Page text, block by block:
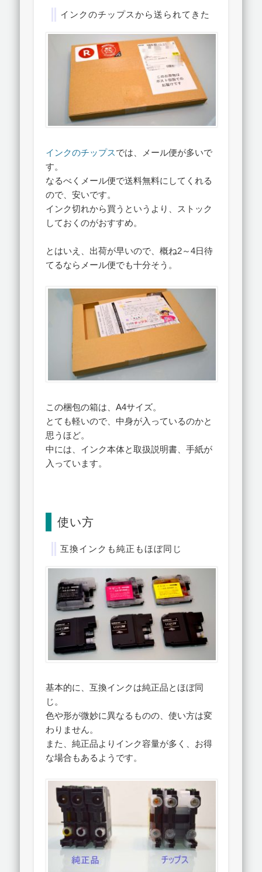
インクのチップスから送られてきた
インクのチップスでは、メール便が多いで
す。
なるべくメール便で送料無料にしてくれる
ので、安いです。
インク切れから買うというより、ストック
しておくのがおすすめ。
とはいえ、出荷が早いので、概ね2～4日待
てるならメール便でも十分そう。
この梱包の箱は、A4サイズ。
とても軽いので、中身が入っているのかと
思うほど。
中には、インク本体と取扱説明書、手紙が
入っています。
使い方
互換インクも純正もほぼ同じ
基本的に、互換インクは純正品とほぼ同
じ。
色や形が微妙に異なるものの、使い方は変
わりません。
また、純正品よりインク容量が多く、お得
な場合もあるようです。